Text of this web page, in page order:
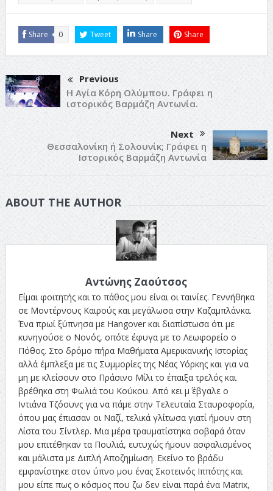
Share 0 Tweet Share Share
Previous
Η Αγία Κόρη Ολύμπου. Γράφει η
ιστορικός Βαρμάζη Αντωνία.
Next
Θεσσαλονίκη ή Σολουνίκ; Γράφει η
Ιστορικός Βαρμάζη Αντωνία
ABOUT THE AUTHOR
Αντώνης Ζαούτσος
Είμαι φοιτητής και το πάθος μου είναι οι ταινίες. Γεννήθηκα
σε Μοντέρνους Καιρούς και μεγάλωσα στην Καζαμπλάνκα.
Ένα πρωί ξύπνησα με Hangover και διαπίστωσα ότι με
κυνηγούσε ο Νονός, οπότε έφυγα με το Λεωφορείο ο
Πόθος. Στο δρόμο πήρα Μαθήματα Αμερικανικής Ιστορίας
αλλά έμπλεξα με τις Συμμορίες της Νέας Υόρκης και για να
μη με κλείσουν στο Πράσινο Μίλι το έπαιξα τρελός και
βρέθηκα στη Φωλιά του Κούκου. Από κει μ΄ έβγαλε ο
Ιντιάνα Τζόουνς για να πάμε στην Τελευταία Σταυροφορία,
όπου μας έπιασαν οι Ναζί, τελικά γλίτωσα γιατί ήμουν στη
Λίστα του Σίντλερ. Μια μέρα τραυματίστηκα σοβαρά όταν
μου επιτέθηκαν τα Πουλιά, ευτυχώς ήμουν ασφαλισμένος
και μάλιστα με Διπλή Αποζημίωση. Εκείνο το βράδυ
εμφανίστηκε στον ύπνο μου ένας Σκοτεινός Ιππότης και
μου είπε πως ο κόσμος που ζω δεν είναι παρά ένα Matrix,